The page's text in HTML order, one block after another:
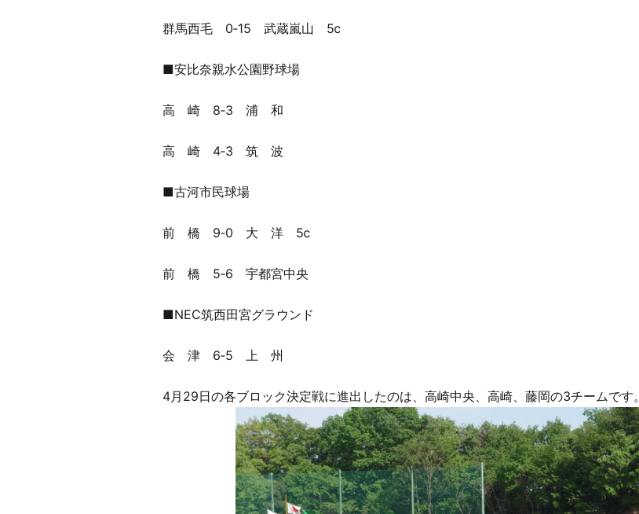
群馬西毛 0‐15 武蔵嵐山 5ⅽ
■安比奈親水公園野球場
高 崎 8‐3 浦 和
高 崎 4‐3 筑 波
■古河市民球場
前 橋 9‐0 大 洋 5ⅽ
前 橋 5‐6 宇都宮中央
■NEC筑西田宮グラウンド
会 津 6‐5 上 州
4月29日の各ブロック決定戦に進出したのは、高崎中央、高崎、藤岡の3チームです。